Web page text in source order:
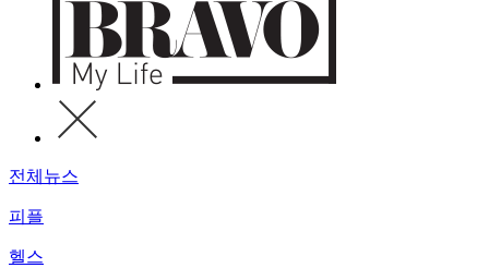
전체뉴스
피플
헬스